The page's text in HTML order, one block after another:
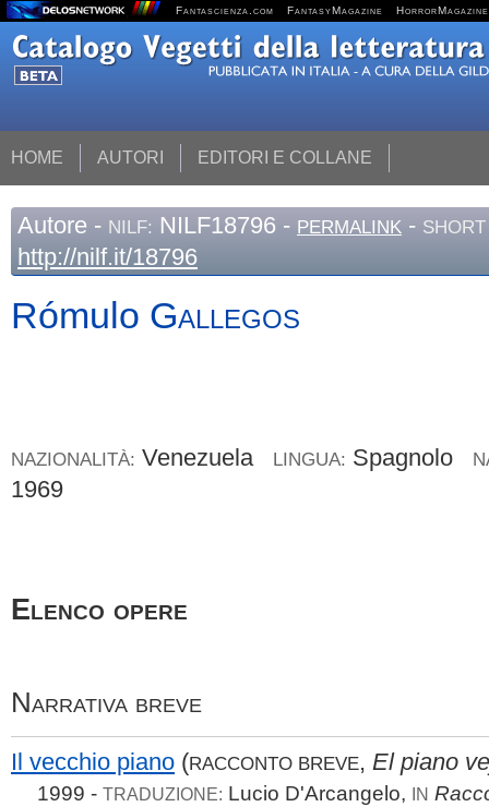
Fantascienza.com FantasyMagazine HorrorMagazine
HOME AUTORI EDITORI E COLLANE
Autore - NILF: NILF18796 - PERMALINK -
http://nilf.it/18796
Rómulo Gallegos
NAZIONALITÀ: Venezuela LINGUA: Spagnolo
1969
Elenco opere
Narrativa breve
Il vecchio piano (RACCONTO BREVE, El piano
1999 - TRADUZIONE: Lucio D'Arcangelo, IN